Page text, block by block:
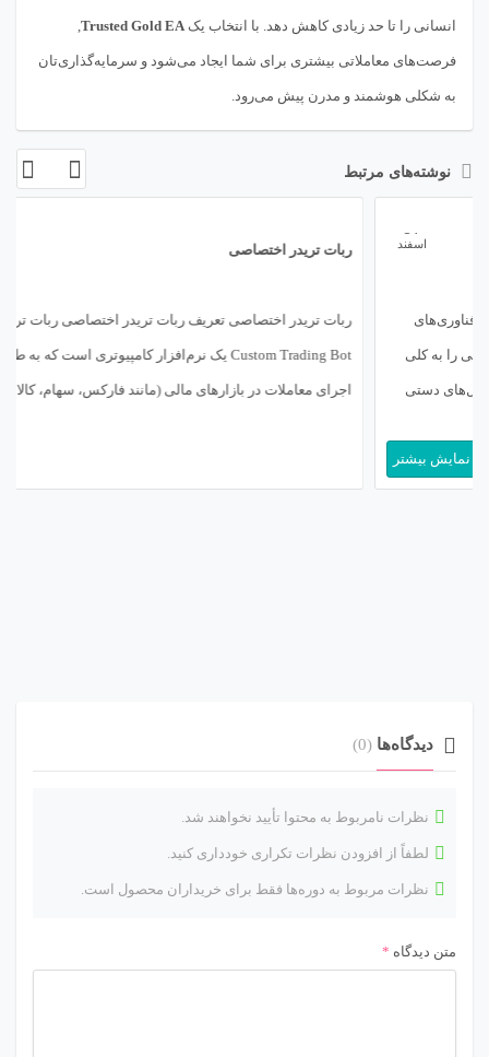
انسانی را تا حد زیادی کاهش دهد. با انتخاب یک Trusted Gold EA
فرصت‌های معاملاتی بیشتری برای شما ایجاد می‌شود و سرمایه‌گذاری‌تان
به شکلی هوشمند و مدرن پیش می‌رود.
نوشته‌های مرتبط
ربات تریدر اختصاصی
ربات تریدر اختصاصی تعریف ربات تریدر اختصاصی ربات تریدر اختصاصی یا
Custom Trading Bot یک نرم‌افزار کامپیوتری است که به طور ویژه برای
اجرای معاملات در بازارهای مالی (مانند فارکس، سهام، کالا یا ارز دیجیتال)
تیم توسعه طراحی و کدنویسی می‌شود. برخلاف […]
دیدگاه‌ها (0)
نظرات نامربوط به محتوا تأیید نخواهند شد.
لطفاً از افزودن نظرات تکراری خودداری کنید.
نظرات مربوط به دوره‌ها فقط برای خریداران محصول است.
متن دیدگاه *